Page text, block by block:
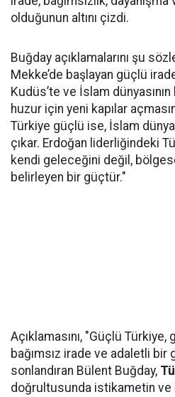
olduğunun altını çizdi.
Buğday açıklamalarını şu
Mekke’de başlayan güçlü
Kudüs’te ve İslam
huzur için yeni kapılar
Türkiye güçlü ise, İslam
çıkar. Erdoğan liderliğindeki
kendi geleceğini değil,
belirleyen bir güçtür."
Açıklamasını, "Güçlü
bağımsız irade ve adaletli
sonlandıran Bülent Buğday,
doğrultusunda istikametin ve